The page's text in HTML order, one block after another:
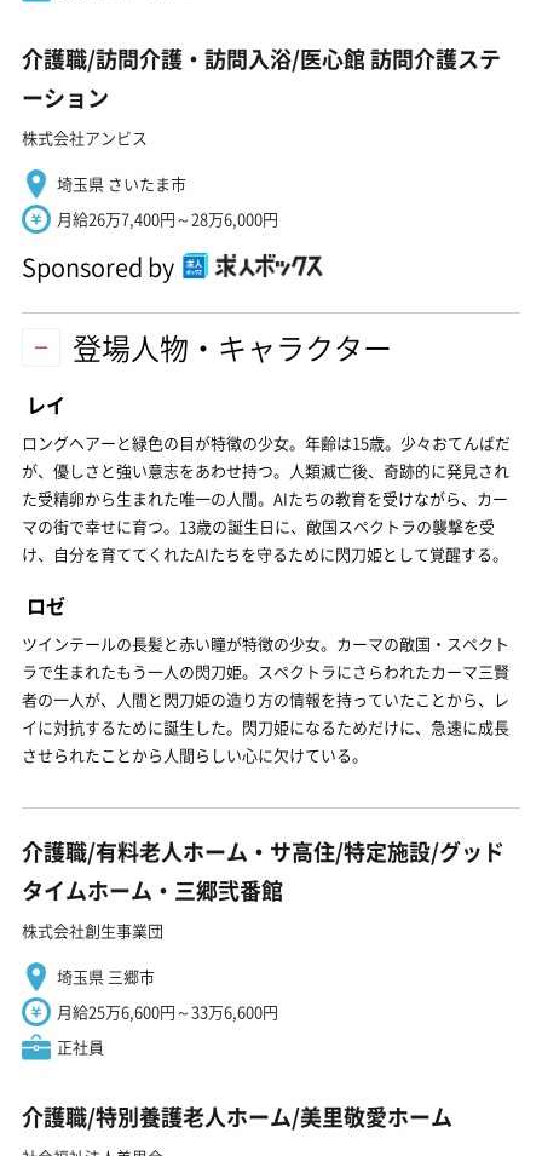
介護職/訪問介護・訪問入浴/医心館 訪問介護ステ
ーション
株式会社アンビス
埼玉県 さいたま市
月給26万7,400円～28万6,000円
Sponsored by
登場人物・キャラクター
レイ
ロングヘアーと緑色の目が特徴の少女。年齢は15歳。少々おてんばだ
が、優しさと強い意志をあわせ持つ。人類滅亡後、奇跡的に発見され
た受精卵から生まれた唯一の人間。AIたちの教育を受けながら、カー
マの街で幸せに育つ。13歳の誕生日に、敵国スペクトラの襲撃を受
け、自分を育ててくれたAIたちを守るために閃刀姫として覚醒する。
ロゼ
ツインテールの長髪と赤い瞳が特徴の少女。カーマの敵国・スペクト
ラで生まれたもう一人の閃刀姫。スペクトラにさらわれたカーマ三賢
者の一人が、人間と閃刀姫の造り方の情報を持っていたことから、レ
イに対抗するために誕生した。閃刀姫になるためだけに、急速に成長
させられたことから人間らしい心に欠けている。
介護職/有料老人ホーム・サ高住/特定施設/グッド
タイムホーム・三郷弐番館
株式会社創生事業団
埼玉県 三郷市
月給25万6,600円～33万6,600円
正社員
介護職/特別養護老人ホーム/美里敬愛ホーム